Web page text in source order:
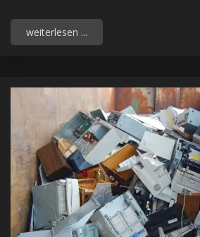
weiterlesen ...